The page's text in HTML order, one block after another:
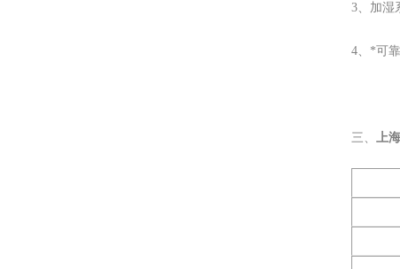
3、加湿
4、*可
三、 上